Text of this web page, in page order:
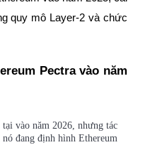
quy mô Layer-2 và chức
Pectra vào năm
vào năm 2026, nhưng tác
nó đang định hình Ethereum